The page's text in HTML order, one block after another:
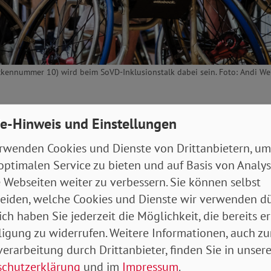
10) wird beim SoVD-Inklusionstalk dabei sein. Foto: Andi
steht vor der Tür und damit verbunden für viele
auf dem Wahlzettel setzen.
steht vor zahlreichen großen
darin bestehen, die Inklusion in Deutschland weiter
die größten Baustellen sind und wie diese
am
Montag, 2. August, 8.30 Uhr, SoVD-
Bundesvorsitzende Saskia Esken und Jan Haller,
Nationalmannschaft, live auf Youtube.
Hinweis und Einstellungen
Cookies und Dienste von Drittanbietern,
Service zu bieten und auf Basis von
Webseiten weiter zu verbessern. Sie können selbst
welche Cookies und Dienste wir verwenden
haben Sie jederzeit die Möglichkeit, die bereits
zu widerrufen. Weitere Informationen, auch
durch Drittanbieter, finden Sie in
und im Impressum.